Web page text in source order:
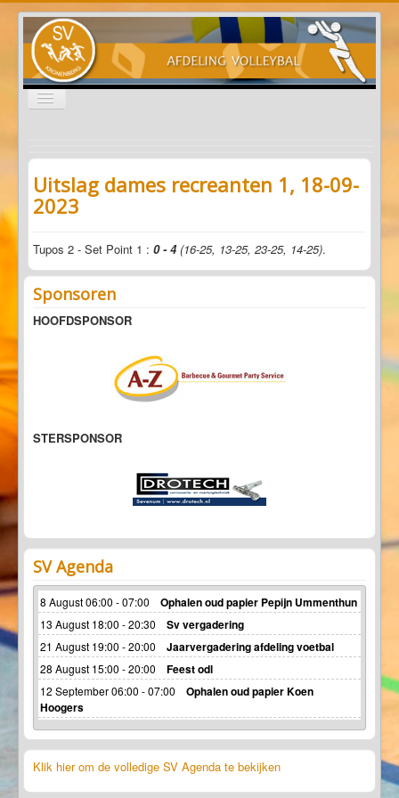
Schakelen
navigatie
Programma's
Informatie
Sponsoren
Start Uitslag dames recreanten 1, 18-09-2023
Uitslag dames recreanten 1, 18-09-
2023
Tupos 2 - Set Point 1 : 0 - 4(16-25, 13-25, 23-25, 14-25).
Sponsoren
HOOFDSPONSOR
STERSPONSOR
SV Agenda
8 August 06:00 - 07:00 Ophalen oud papier Pepijn Ummenthun
13 August 18:00 - 20:30 Sv vergadering
21 August 19:00 - 20:00 Jaarvergadering afdeling voetbal
28 August 15:00 - 20:00 Feest odl
12 September 06:00 - 07:00
Ophalen oud papier Koen
Hoogers
Klik hier om de volledige SV Agenda te bekijken